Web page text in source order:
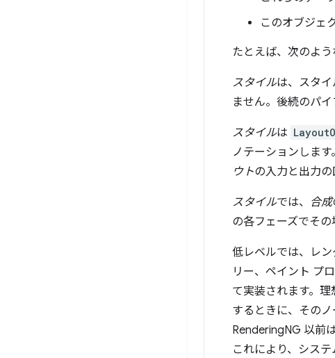
このオブジェ
たとえば、次のよう
スタイルは、スタ
ません。後続のパ
スタイルは
ノテーションします
ウトの入力と出力の
スタイルでは、 合成
の各フェーズでその
低レベルでは、レ
リー、ペイント プ
て実装されます。
するときに、その
RenderingNG 以前
これにより、シス